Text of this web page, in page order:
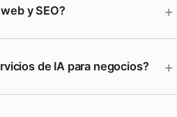
y SEO? +
de IA para negocios? +